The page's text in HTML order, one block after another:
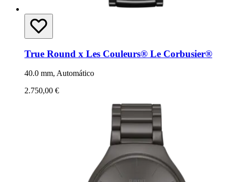
True Round x Les Couleurs® Le Corbusier®
40.0 mm, Automático
2.750,00 €